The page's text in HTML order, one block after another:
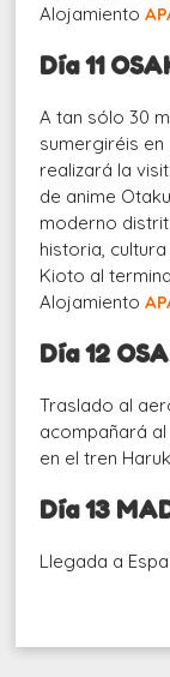
Alojamiento
Día 11
A tan sólo 30
sumergiréis en
realizará la
de anime
moderno
historia,
Kioto al
Alojamiento
Día 12
Traslado al
acompañará
en el tren
Día 13
Llegada a